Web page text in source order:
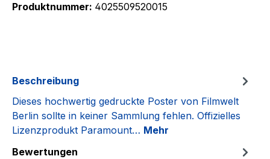
Produktnummer: 4025509520015
Beschreibung
Dieses hochwertig gedruckte Poster von Filmwelt
Berlin sollte in keiner Sammlung fehlen. Offizielles
Lizenzprodukt Paramount… Mehr
Bewertungen